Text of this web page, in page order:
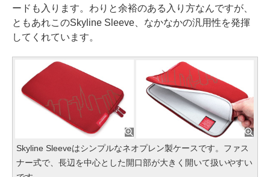
ードも入ります。わりと余裕のある入り方なんですが、
ともあれこのSkyline Sleeve、なかなかの汎用性を発揮
してくれています。
Skyline Sleeveはシンプルなネオプレン製ケースです。ファス
ナー式で、長辺を中心とした開口部が大きく開いて扱いやすい